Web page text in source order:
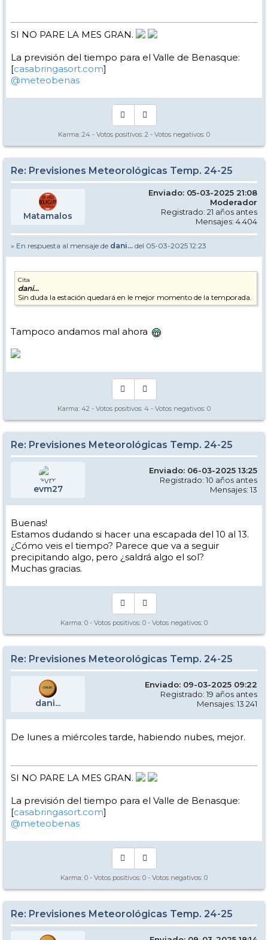
SI NO PARE LA MES GRAN.
La previsión del tiempo para el Valle de Benasque:
[casabringasort.com]
@meteobenas
Karma: 24 - Votos positivos: 2 - Votos negativos: 0
Re: Previsiones Meteorológicas Temp. 24-25
Matamalos
Enviado: 05-03-2025 21:08
Moderador
Registrado: 21 años antes
Mensajes: 4.404
» En respuesta al mensaje de dani... del 05-03-2025 12:23
Cita
dani...
Sin duda la estación quedará en le mejor momento de la temporada.
Tampoco andamos mal ahora
Karma: 42 - Votos positivos: 4 - Votos negativos: 0
Re: Previsiones Meteorológicas Temp. 24-25
evm27
Enviado: 06-03-2025 13:25
Registrado: 10 años antes
Mensajes: 13
Buenas!
Estamos dudando si hacer una escapada del 10 al 13.
¿Cómo veis el tiempo? Parece que va a seguir
precipitando algo, pero ¿saldrá algo el sol?
Muchas gracias.
Karma: 0 - Votos positivos: 0 - Votos negativos: 0
Re: Previsiones Meteorológicas Temp. 24-25
dani...
Enviado: 09-03-2025 09:22
Registrado: 19 años antes
Mensajes: 13.241
De lunes a miércoles tarde, habiendo nubes, mejor.
SI NO PARE LA MES GRAN.
La previsión del tiempo para el Valle de Benasque:
[casabringasort.com]
@meteobenas
Karma: 0 - Votos positivos: 0 - Votos negativos: 0
Re: Previsiones Meteorológicas Temp. 24-25